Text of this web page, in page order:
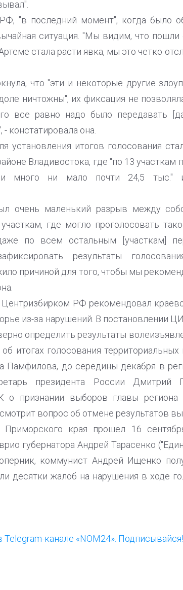
"в последний момент", когда было
ситуация. "Мы видим, что
стала расти явка, мы это четко
что "эти и некоторые другие
ничтожны", их фиксация не
все равно надо было передавать
констатировала она.
установления итогов голосования
Владивостока, где "по 13 участкам
много ни мало почти 24,5 тыс."
очень маленький разрыв между
где могло проголосовать
по всем остальным [участкам]
результаты
причиной для того, чтобы мы
РФ рекомендовал
из-за нарушений. В постановлении
определить результаты
итогах голосования
Памфилова, до середины декабря в
президента России Дмитрий
признании выборов главы региона
вопрос об отмене результатов
края прошел 16
губернатора Андрей Тарасенко
коммунист Андрей Ищенко
десятки жалоб на нарушения в ходе
канале «NOM24». Подписывайся!